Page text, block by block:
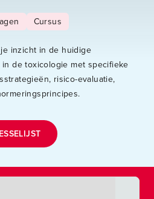
Cursus
inzicht in de huidige
de toxicologie met specifieke
risico-evaluatie,